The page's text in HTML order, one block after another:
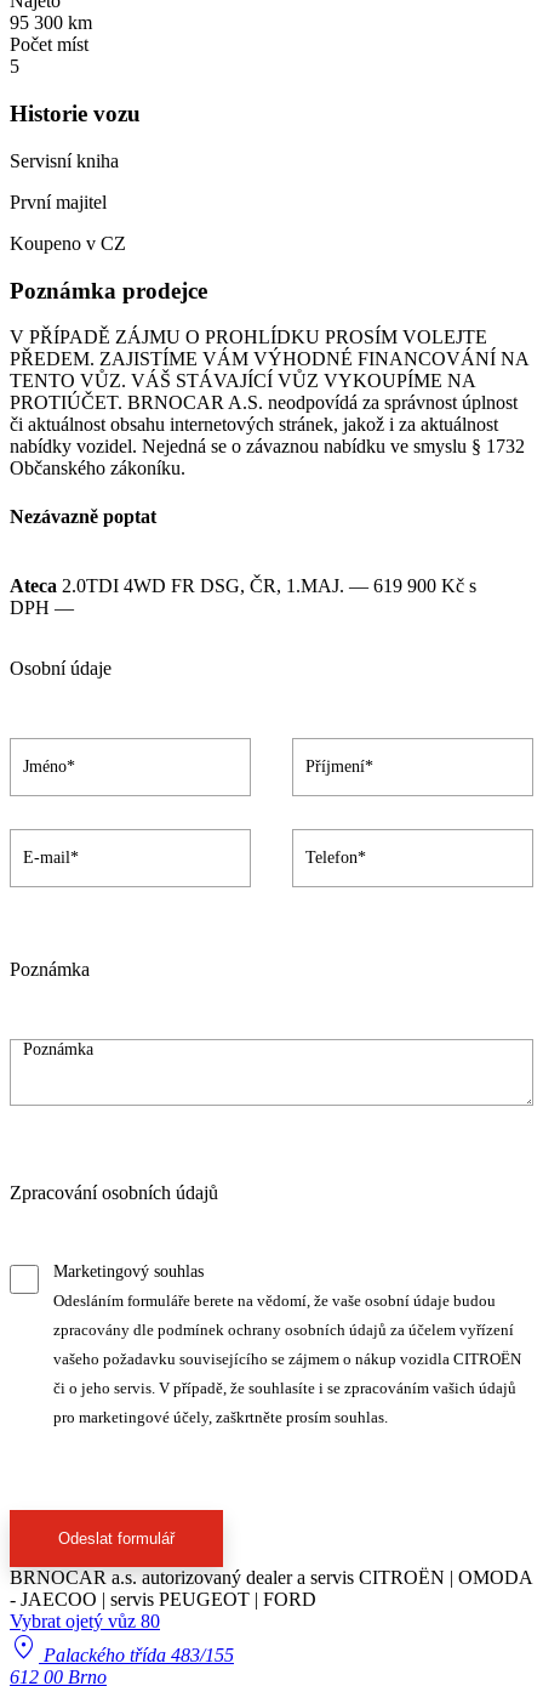
95 300 km
Počet míst
5
Historie vozu
Servisní kniha
První majitel
Koupeno v CZ
Poznámka prodejce
V PŘÍPADĚ ZÁJMU O PROHLÍDKU PROSÍM VOLEJTE
PŘEDEM. ZAJISTÍME VÁM VÝHODNÉ FINANCOVÁNÍ NA
TENTO VŮZ. VÁŠ STÁVAJÍCÍ VŮZ VYKOUPÍME NA
PROTIÚČET. BRNOCAR A.S. neodpovídá za správnost úplnost
či aktuálnost obsahu internetových stránek, jakož i za aktuálnost
nabídky vozidel. Nejedná se o závaznou nabídku ve smyslu § 1732
Občanského zákoníku.
Nezávazně poptat
Ateca 2.0TDI 4WD FR DSG, ČR, 1.MAJ. — 619 900 Kč s
DPH —
Osobní údaje
Poznámka
Zpracování osobních údajů
Marketingový souhlas
Odesláním formuláře berete na vědomí, že vaše osobní údaje budou
zpracovány dle podmínek ochrany osobních údajů za účelem vyřízení
vašeho požadavku souvisejícího se zájmem o nákup vozidla CITROËN
či o jeho servis. V případě, že souhlasíte i se zpracováním vašich údajů
pro marketingové účely, zaškrtněte prosím souhlas.
Odeslat formulář
BRNOCAR a.s. autorizovaný dealer a servis CITROËN | OMODA
- JAECOO | servis PEUGEOT | FORD
Vybrat ojetý vůz 80
location_on Palackého třída 483/155
612 00 Brno